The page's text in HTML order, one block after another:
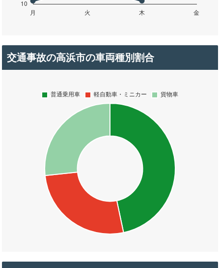
交通事故の高浜市の車両種別割合